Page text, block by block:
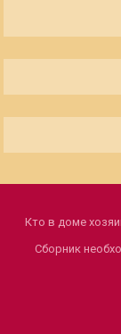
Кто в доме
Сборник